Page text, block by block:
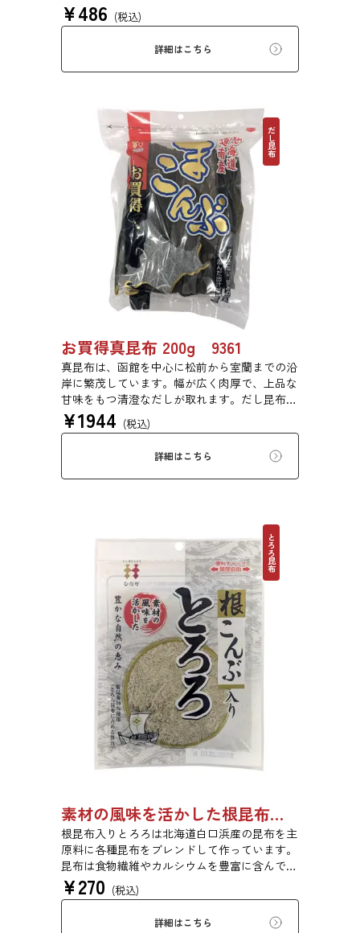
りと旨味をぜひご賞味ください。
¥486 (税込)
詳細はこちら
だし昆布
お買得真昆布 200g 9361
真昆布は、函館を中心に松前から室蘭までの沿
岸に繁茂しています。幅が広く肉厚で、上品な
甘味をもつ清澄なだしが取れます。だし昆布、
塩昆布、おぼろ昆布、とろろ昆布、佃煮、バッ
テラなどに用いられます。
¥1944 (税込)
詳細はこちら
とろろ昆布
素材の風味を活かした根昆布入りとろろ 23g 単品 5袋セット 20袋セット 3481
根昆布入りとろろは北海道白口浜産の昆布を主
原料に各種昆布をブレンドして作っています。
昆布は食物繊維やカルシウムを豊富に含んでい
ます。薄くふんわりと削っており、ご飯やお吸
い物、うどんに入れて美味しく召し上がれま
す。お口の中でとろーり、つるっと広がる根昆
布入りとろろを是非ご賞味ください。
¥270 (税込)
詳細はこちら